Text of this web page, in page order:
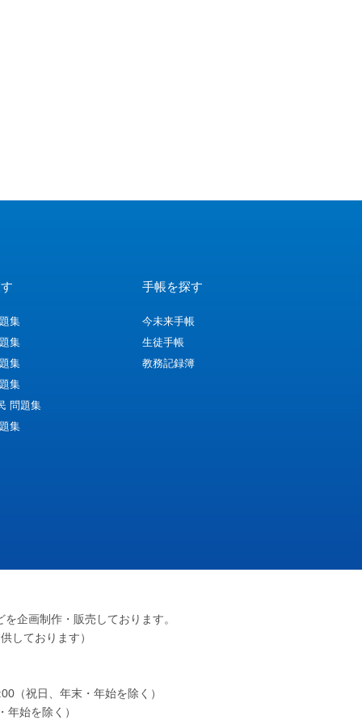
集
集
集
集
問題集
集
手帳を探す
今未来手帳
生徒手帳
教務記録簿
企画制作・販売しております。
しております）
（祝日、年末・年始を除く）
始を除く）